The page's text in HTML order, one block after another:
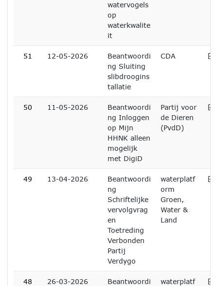
watervogels
op
waterkwalite
it
51 12-05-2026
Beantwoordi
ng Sluiting
slibdroogins
tallatie
CDA
50 11-05-2026
Beantwoordi
ng Inloggen
op Mijn
HHNK alleen
mogelijk
met DigiD
Partij voor
de Dieren
(PvdD)
49 13-04-2026
Beantwoordi
ng
Schriftelijke
vervolgvrag
en
Toetreding
Verbonden
Partij
Verdygo
waterplatf
orm
Groen,
Water &
Land
48 26-03-2026
Beantwoordi
waterplatf